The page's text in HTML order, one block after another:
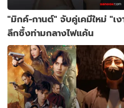
"มิกค์-กานต์" จับคู่เคมีใหม่ "เ
ลึกซึ้งท่ามกลางไฟแค้น